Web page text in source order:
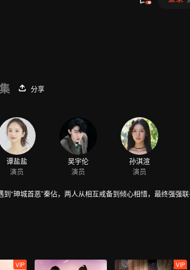
分享
谭盐盐
演员
吴宇伦
演员
孙淇渲
演员
到“珅城首恶”秦佔，两人从相互戒备到倾心相惜，最终强强
VIP VIP